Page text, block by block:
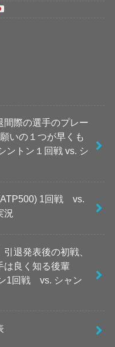
間際の選手のプレー
いの１つが早くも
ントン１回戦 vs. シ
1回戦 vs.
況
引退発表後の初戦、
は良く知る後輩
ン1回戦 vs. シャン